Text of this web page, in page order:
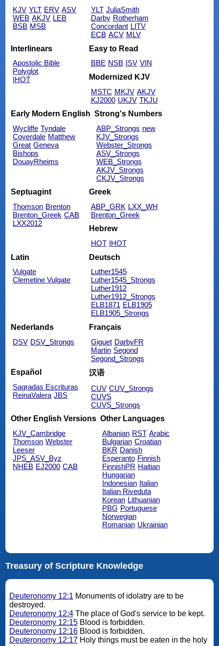
KJV YLT ERV ASV
WEB AKJV LEB
BSB MSB
YLT JuliaSmith
Darby Rotherham
Concordant LITV
ECB ACV MLV
Interlinears
Apostolic Bible
Polyglot
IHOT
Easy to Read
BBE NSB ISV VIN
Modernized KJV
MSTC MKJV AKJV
KJ2000 UKJV TKJU
Early Modern English
Wycliffe Tyndale
Coverdale Matthew
Great Geneva
Bishops
DouayRheims
Strong's Numbers
ABP_Strongs new
KJV_Strongs
Webster_Strongs
ASV_Strongs
WEB_Strongs
AKJV_Strongs
CKJV_Strongs
Septuagint
Thomson Brenton
Brenton_Greek CAB
LXX2012
Greek
ABP_GRK LXX_WH
Brenton_Greek
Hebrew
HOT IHOT
Latin
Vulgate
Clemetine Vulgate
Deutsch
Luther1545
Luther1545_Strongs
Luther1912
Luther1912_Strongs
ELB1871 ELB1905
ELB1905_Strongs
Nederlands
DSV DSV_Strongs
Français
Giguet DarbyFR
Martin Segond
Segond_Strongs
Español
Sagradas Escrituras
ReinaValera JBS
汉语
CUV CUV_Strongs
CUVS
CUVS_Strongs
Other English Versions
KJV_Cambridge
Thomson Webster
Leeser
JPS_ASV_Byz
NHEB EJ2000 CAB
Other Languages
Albanian RST Arabic
Bulgarian Croatian
BKR Danish
Esperanto Finnish
FinnishPR Haitian
Hungarian
Indonesian Italian
Italian Riveduta
Korean Lithuanian
PBG Portuguese
Norwegian
Romanian Ukrainian
Treasury of Scripture Knowledge
Deuteronomy 12:1 Monuments of idolatry are to be
destroyed.
Deuteronomy 12:4The place of God's service to be kept.
Deuteronomy 12:15Blood is forbidden.
Deuteronomy 12:16Blood is forbidden.
Deuteronomy 12:17Holy things must be eaten in the holy